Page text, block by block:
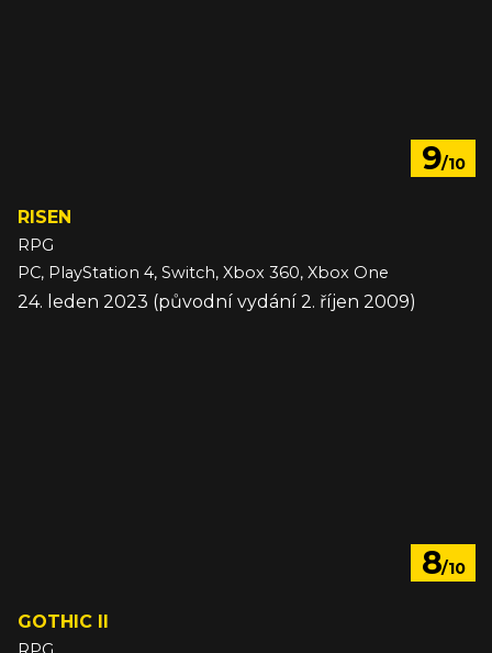
9/10
RISEN
RPG
PC, PlayStation 4, Switch, Xbox 360, Xbox One
24. leden 2023 (původní vydání 2. říjen 2009)
8/10
GOTHIC II